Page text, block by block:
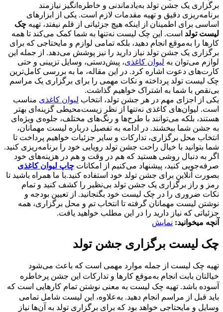
برگزاری یک جشن تولد به‌یادماندنی و خاطره‌انگیز نیازمند
برنامه‌ریزی دقیق و تهیه مقدمات لازم است. یکی از ابزارهای
اساسی برای اطمینان از اینکه هیچ جزئیاتی از قلم نیفتد، تهیه چک
لیست تولد است. این چک لیست نه‌تنها به شما کمک می‌کند تا همه
کارها را به‌موقع انجام دهید، بلکه تمامی لوازم و مایحتاجی که برای
برگزاری یک جشن تولد نیاز دارید را نیز پوشش می‌دهد. از جمله این
لوازم می‌توان به لیوان کاغذی، پیش‌دستی، وسایل تزیینی و حتی
کارت‌های دعوت اشاره کرد. در این مقاله، ما به بررسی کامل‌ترین
چک لیست تولد پرداخته و نکات مهمی را برای برگزاری یک مراسم
بی‌نقص با شما به اشتراک خواهیم گذاشت.
یکی از اجزای مهم در هر جشن تولد، انتخاب لیوان کاغذی مناسب
است. لیوان‌های کاغذی نه‌تنها از نظر زیست‌محیطی گزینه‌ای بهتر
هستند، بلکه می‌توانند با طرح‌ها و رنگ‌های مختلف، جلوه‌ی ویژه‌ای
به جشن شما ببخشند. در ادامه به تفصیل درباره لیست مهمانان،
انتخاب محل برگزاری، تدارکات و سایر جزئیات خواهیم پرداخت تا
شما بتوانید با خیال راحت جشن تولد رویایی خود را برنامه‌ریزی کنید.
اگر به دنبال روشی هستید که هم در وقت و هم در هزینه‌های خود
صرفه‌جویی کنید، پیشنهاد می‌کنیم از امکانات چاپ لیوان کاغذی
بصورت آنلاین برای جشن تولد خود استفاده کنید.با ما همراه باشید تا
رمز و راز برگزاری یک جشن تولد بی‌نظیر را کشف کنید و تمام
نکات ضروری را در چک لیست خود بگنجانید. از تعیین بودجه و
نوشتن لیست مهمانان گرفته تا انتخاب تم و محل برگزاری، همه
جزئیاتی که نیاز دارید را در این مطلب خواهید یافت.
آنچه میخوانید: نمایش
چک لیست برگزاری جشن تولد
تهیه چک لیست از جمله موارد مهمی است که باعث می‌شود
خیالتان بابت انجام به‌موقع کارها و تدارکات این جشن پرخاطره
آسوده باشد. تهیه چک لیست به معنی نوشتن تمام کارهایی است که
باید قبل از مراسم انجام دهید. به‌علاوه، این لیست شامل تمامی
وسایل و مایحتاجی خواهد بود که برای برگزاری تولد به آن‌ها نیاز